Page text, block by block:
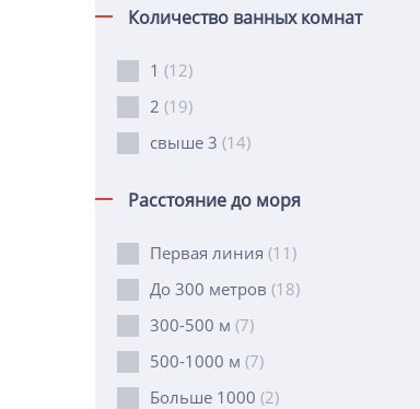
Количество ванных комнат
1 (12)
2 (19)
свыше 3 (14)
Расстояние до моря
Первая линия (11)
До 300 метров (18)
300-500 м (7)
500-1000 м (7)
Больше 1000 (2)